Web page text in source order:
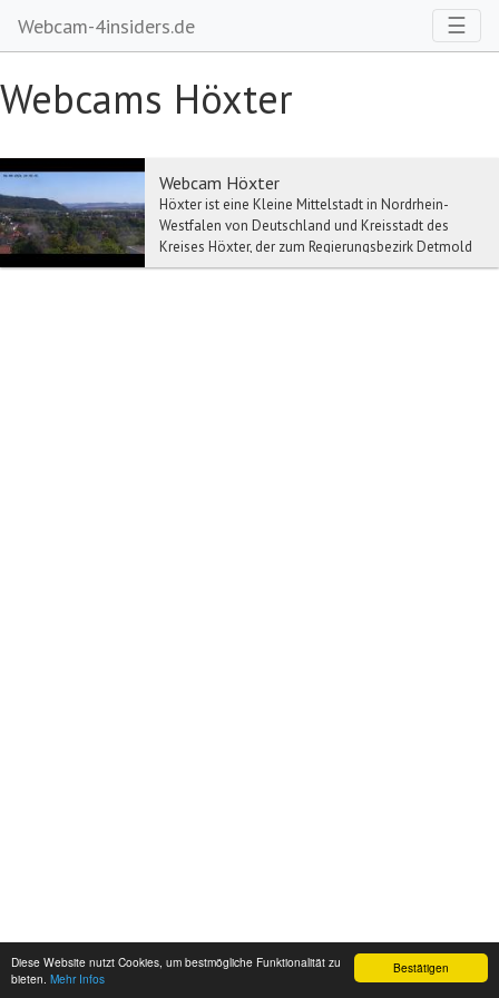
Bestätigen
Diese Website nutzt Cookies, um bestmögliche Funktionalität zu
bieten. Mehr Infos
Webcam-4insiders.de ☰
Webcams Höxter
Webcam Höxter
Höxter ist eine Kleine Mittelstadt in Nordrhein-
Westfalen von Deutschland und Kreisstadt des
Kreises Höxter, der zum Regierungsbezirk Detmold
gehör...